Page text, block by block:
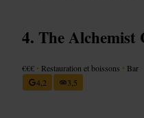
The
€€€ • Restauration et boissons • Bar
4,2
3,5